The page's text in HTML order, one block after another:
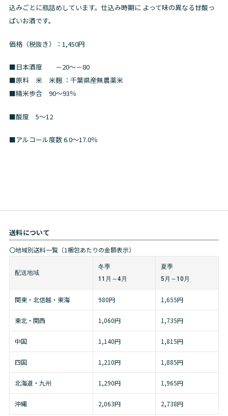
込みごとに瓶詰めしています。仕込み時期に よって味の異なる甘酸っ
ぱいお酒です。
価格（税抜き）：1,450円
■日本酒度 －20～－80
■原料 米 米麹 ：千葉県産無農薬米
■精米歩合 90～93％
■酸度 5～12
■アルコール度数 6.0～17.0％
送料について
〇地域別送料一覧（1梱包あたりの金額表示）
配送地域
冬季
11月～4月
夏季
5月～10月
関東・北信越・東海 980円 1,655円
東北・関西 1,060円 1,735円
中国 1,140円 1,815円
四国 1,210円 1,885円
北海道・九州 1,290円 1,965円
沖縄 2,063円 2,738円